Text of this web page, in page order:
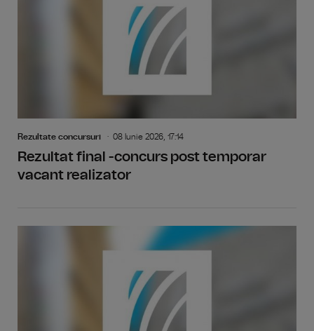
Rezultate concursuri 08 Iunie 2026, 17:14
Rezultat final -concurs post temporar
vacant realizator